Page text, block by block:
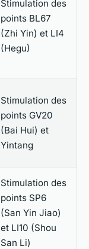
Stimulation des
points BL67
(Zhi Yin) et LI4
(Hegu)
Stimulation des
points GV20
(Bai Hui) et
Yintang
Stimulation des
points SP6
(San Yin Jiao)
et LI10 (Shou
San Li)